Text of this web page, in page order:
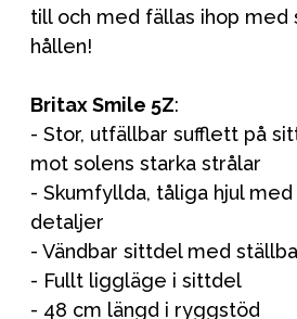
till och med fällas ihop med
hållen!
Britax Smile 5Z:
- Stor, utfällbar sufflett på
mot solens starka strålar
- Skumfyllda, tåliga hjul
detaljer
- Vändbar sittdel med
- Fullt liggläge i sittdel
- 48 cm längd i ryggstöd